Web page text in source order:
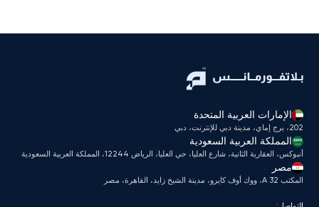
الإمارات العربية المتحدة
202، برج إماي، مدينة دبي للإنترنت، دبي
المملكة العربية السعودية
أنبوكس، العقارية الثانية، شارع العليا، حي العليا، الرياض 12244، المملكة العربية السعودية
مصر
المكتب A 32، ووك أوف كايرو، مدينة الشيخ زايد، القاهرة، مصر